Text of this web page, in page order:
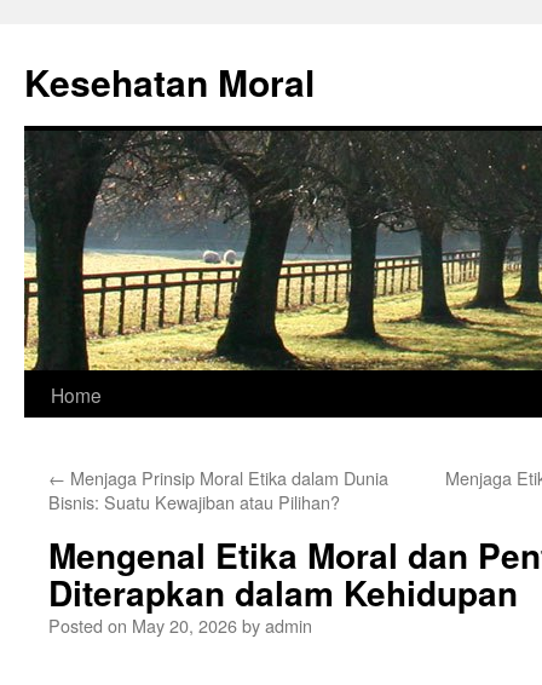
content
Kesehatan Moral
Home
← Menjaga Prinsip Moral Etika dalam Dunia
Bisnis: Suatu Kewajiban atau Pilihan?
Menjaga
Mengenal Etika Moral dan
Diterapkan dalam Kehidupan
Posted on May 20, 2026byadmin